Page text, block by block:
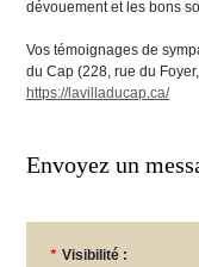
dévouement et les bons
Vos témoignages de
du Cap (228, rue du
https://lavilladucap.ca/
Envoyez un
* Visibilité :